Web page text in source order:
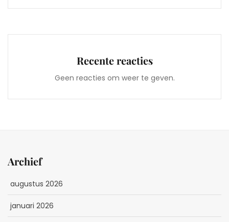
Recente reacties
Geen reacties om weer te geven.
Archief
augustus 2026
januari 2026